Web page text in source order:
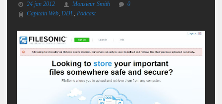
24 jan 2012 Monsieur Smith
0
Capitain Web, DDL, Podcast